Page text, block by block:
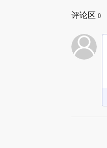
评论区 0